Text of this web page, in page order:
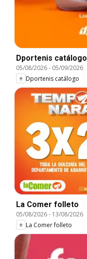
Dportenis catálogo
05/08/2026- 05/09/2026
Dportenis catálogo
La Comer folleto
05/08/2026- 13/08/2026
La Comer folleto